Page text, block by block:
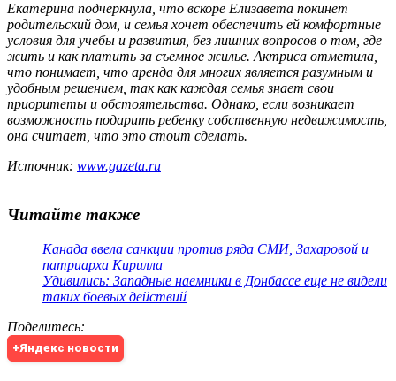
Екатерина подчеркнула, что вскоре Елизавета покинет
родительский дом, и семья хочет обеспечить ей комфортные
условия для учебы и развития, без лишних вопросов о том, где
жить и как платить за съемное жилье. Актриса отметила,
что понимает, что аренда для многих является разумным и
удобным решением, так как каждая семья знает свои
приоритеты и обстоятельства. Однако, если возникает
возможность подарить ребенку собственную недвижимость,
она считает, что это стоит сделать.
Источник: www.gazeta.ru
Читайте также
Канада ввела санкции против ряда СМИ, Захаровой и
патриарха Кирилла
Удивились: Западные наемники в Донбассе еще не видели
таких боевых действий
Поделитесь:
+Яндекс новости